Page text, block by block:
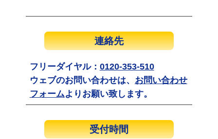
連絡先
フリーダイヤル： 0120-353-510
ウェブのお問い合わせは、 お問い合わせ
フォームよりお願い致します。
受付時間